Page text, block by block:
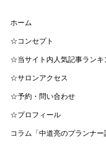
ホーム
☆コンセプト
☆当サイト内人気記事ランキ
☆サロンアクセス
☆予約・問い合わせ
☆プロフィール
コラム「中道亮のプランナ